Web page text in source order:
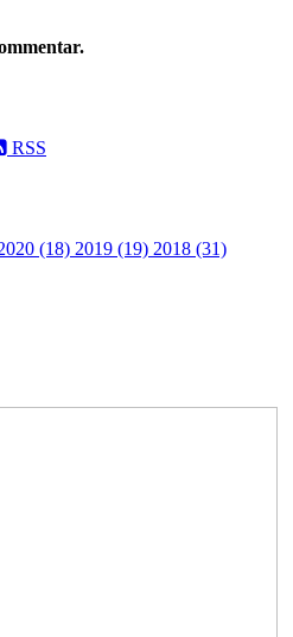
RSS
(18) 2019 (19) 2018 (31)